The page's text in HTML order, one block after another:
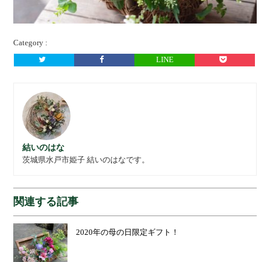
Category :
LINE
結いのはな
茨城県水戸市姫子 結いのはなです。
関連する記事
2020年の母の日限定ギフト！